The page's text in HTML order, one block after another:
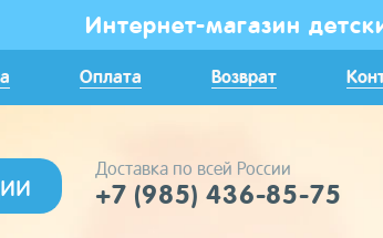
Интернет-магазин
Оплата Возврат
Доставка по всей России
+7 (985) 436-85-75